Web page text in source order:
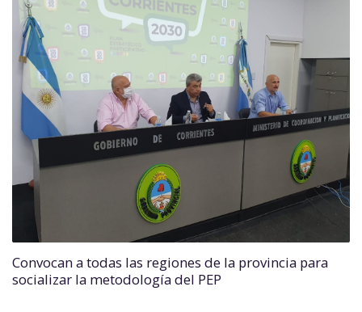
Convocan a todas las regiones de la provincia para
socializar la metodología del PEP